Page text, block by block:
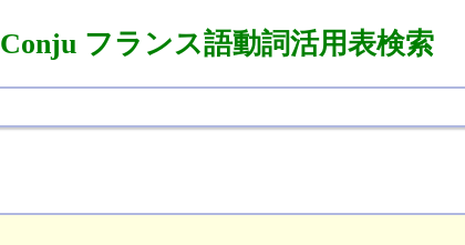
Conju フランス語動詞活用表検索